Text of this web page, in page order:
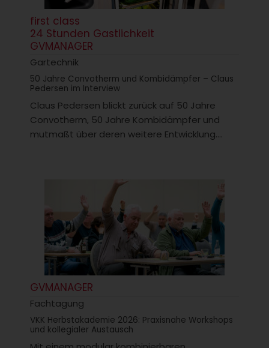
first class
24 Stunden Gastlichkeit
GVMANAGER
Gartechnik
50 Jahre Convotherm und Kombidämpfer – Claus
Pedersen im Interview
Claus Pedersen blickt zurück auf 50 Jahre
Convotherm, 50 Jahre Kombidämpfer und
mutmaßt über deren weitere Entwicklung....
GVMANAGER
Fachtagung
VKK Herbstakademie 2026: Praxisnahe Workshops
und kollegialer Austausch